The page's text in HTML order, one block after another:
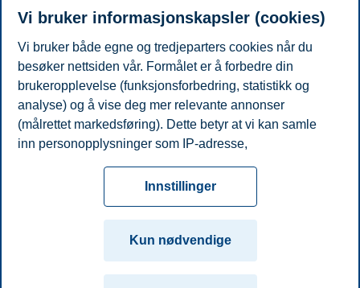
En av våre tidligere masterstudenter vil og dele sine erfaringer som
Vi avslutter webinaret med Q&A slik at du kan stille de spørsmålene
du ønsker å få svar på!
Meld deg på og du vil få tilsendt link!
Del artikkelen:
Tilgjengelighetserklæring
Kontakt oss
TrondheimStavanger
Vi bruker informasjonskapsler (cookies)
Vi bruker både egne og tredjeparters cookies når du
besøker nettsiden vår. Formålet er å forbedre din
brukeropplevelse (funksjonsforbedring, statistikk og
analyse) og å vise deg mer relevante annonser
(målrettet markedsføring). Dette betyr at vi kan samle
inn personopplysninger som IP-adresse,
cookies som er nødvendige for at nettsiden skal
fungere, kan du enten godta alle eller tilpasse ditt
samtykke ved å endre innstillinger.
Les mer om våre informasjonskapsler, hvilke
opplysninger vi samler inn og formålene i innstillinger
Innstillinger
Kun nødvendige